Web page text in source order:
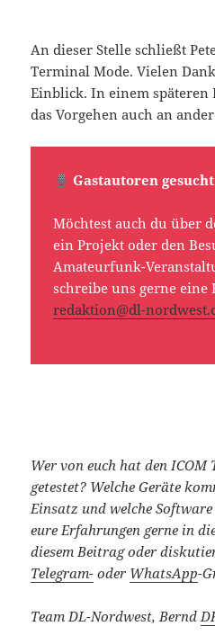
An dieser Stelle schließt
Terminal Mode. Vielen
Einblick. In einem späteren
das Vorgehen auch an
Gastautoren gesucht
Möchtest auch du über
ein Projekt oder den
Amateurfunk-
schreibe uns gerne eine
redaktion@dl-
Wer von euch hat den
getestet? Welche Geräte
Einsatz und welche
eure Erfahrungen gerne in
diesem Beitrag oder
Telegram- oder WhatsApp-
Team DL-Nordwest, Bernd